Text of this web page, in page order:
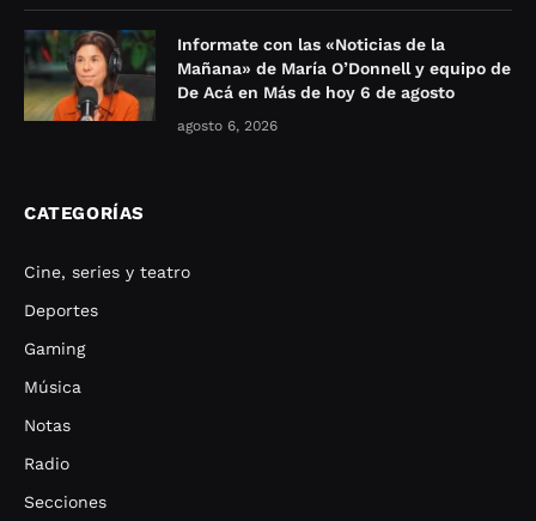
Informate con las «Noticias de la
Mañana» de María O’Donnell y equipo de
De Acá en Más de hoy 6 de agosto
agosto 6, 2026
CATEGORÍAS
Cine, series y teatro
Deportes
Gaming
Música
Notas
Radio
Secciones